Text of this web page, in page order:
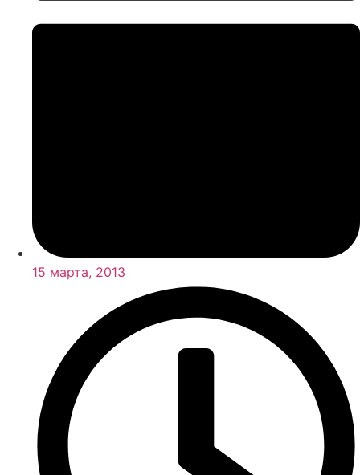
15 марта, 2013